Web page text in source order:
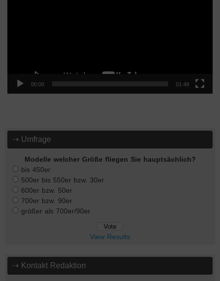
00:00 01:49
⇢ Umfrage
Modelle welcher Größe fliegen Sie hauptsächlich?
bis 450er
500er bis 550er bzw. 30er
600er bzw. 50er
700er bzw. 90er
größer als 700er/90er
View Results
⇢ Kontakt Redaktion